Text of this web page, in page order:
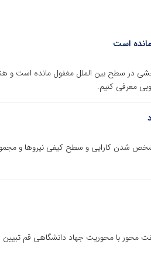
است
در سطح بین الملل مغفول مانده است و
معرفی کنیم.
شدن کارایی و سطح کیفی نیروها و
محور با محوریت جهاد دانشگاهی قم تبیین